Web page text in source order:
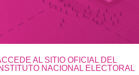
AL SITIO OFICIAL DEL
NACIONAL ELECTORAL